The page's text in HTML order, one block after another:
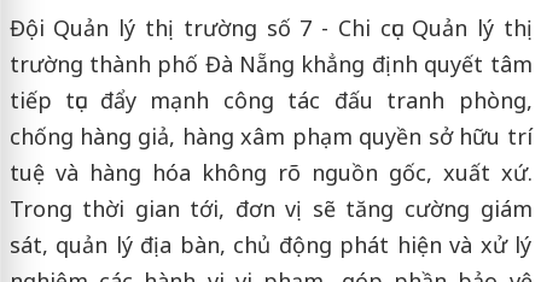
Đội Quản lý thị trường số 7 - Chi cục Quản lý thị
trường thành phố Đà Nẵng khẳng định quyết tâm
tiếp tục đẩy mạnh công tác đấu tranh phòng,
chống hàng giả, hàng xâm phạm quyền sở hữu trí
tuệ và hàng hóa không rõ nguồn gốc, xuất xứ.
Trong thời gian tới, đơn vị sẽ tăng cường giám
sát, quản lý địa bàn, chủ động phát hiện và xử lý